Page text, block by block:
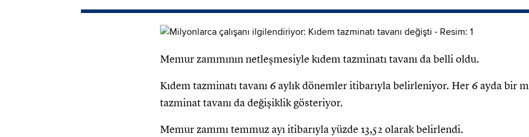
Memur zammının netleşmesiyle kıdem tazminatı tavanı da belli oldu.
Kıdem tazminatı tavanı 6 aylık dönemler itibarıyla belirleniyor. Her 6 ayda bir
tazminat tavanı da değişiklik gösteriyor.
Memur zammı temmuz ayı itibarıyla yüzde 13,52 olarak belirlendi.